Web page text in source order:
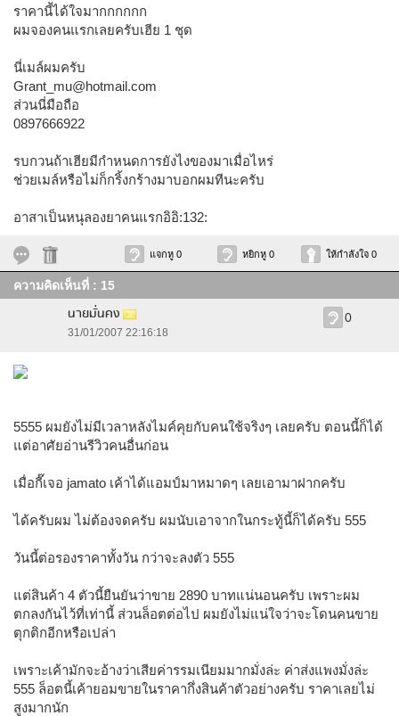
ราคานี้ได้ใจมากกกกกก
ผมจองคนแรกเลยครับเฮีย 1 ชุด
นี่เมล์ผมครับ
Grant_mu@hotmail.com
ส่วนนี่มือถือ
0897666922
รบกวนถ้าเฮียมีกำหนดการยังไงของมาเมื่อไหร่
ช่วยเมล์หรือไม่ก็กริ้งกร้างมาบอกผมทีนะครับ
อาสาเป็นหนุลองยาคนแรกอิอิ:132:
แจกหู 0 หยิกหู 0 ให้กำลังใจ 0
ความคิดเห็นที่ : 15
นายมั่นคง
31/01/2007 22:16:18
0
5555 ผมยังไม่มีเวลาหลังไมค์คุยกับคนใช้จริงๆ เลยครับ ตอนนี้ก็ได้
แต่อาศัยอ่านรีวิวคนอื่นก่อน
เมื่อกี๊เจอ jamato เค้าได้แอมป์มาหมาดๆ เลยเอามาฝากครับ
ได้ครับผม ไม่ต้องจดครับ ผมนับเอาจากในกระทู้นี้ก็ได้ครับ 555
วันนี้ต่อรองราคาทั้งวัน กว่าจะลงตัว 555
แต่สินค้า 4 ตัวนี้ยืนยันว่าขาย 2890 บาทแน่นอนครับ เพราะผม
ตกลงกันไว้ที่เท่านี้ ส่วนล็อตต่อไป ผมยังไม่แน่ใจว่าจะโดนคนขาย
ตุกติกอีกหรือเปล่า
เพราะเค้ามักจะอ้างว่าเสียค่ารรมเนียมมากมั่งล่ะ ค่าส่งแพงมั่งล่ะ
555 ล็อตนี้เค้ายอมขายในราคากึ่งสินค้าตัวอย่างครับ ราคาเลยไม่
สูงมากนัก